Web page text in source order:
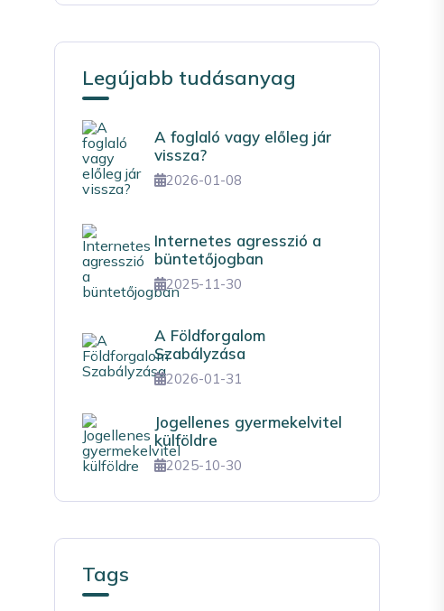
Legújabb tudásanyag
A foglaló vagy előleg jár
vissza?
2026-01-08
Internetes agresszió a
büntetőjogban
2025-11-30
A Földforgalom
Szabályzása
2026-01-31
Jogellenes gyermekelvitel
külföldre
2025-10-30
Tags